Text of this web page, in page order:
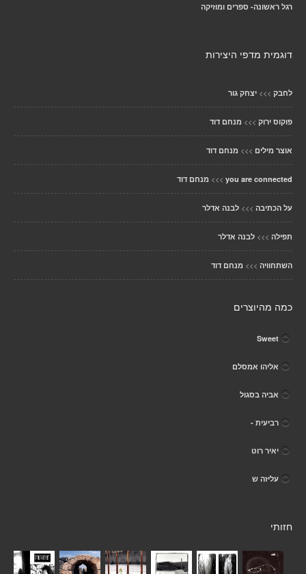
רגל ראשונה- ספרים ומוזיקה
דוגמית מדפי היצירות
לחבק >>> יצחק גור
פוקוס ירוק >>> מנחם דוד
אוצר מילים >>> מנחם דוד
you are connected
>>> מנחם דוד
על הכתיבה >>> לבנה אדלר
תפילה >>> לבנה אדלר
השתחוויה >>> מנחם דוד
כמה מהיוצרים
Sweet
אליהו אמסלם
אביה בסגול
רביעית -
יאיר רוט
עליזה ש
חזותי